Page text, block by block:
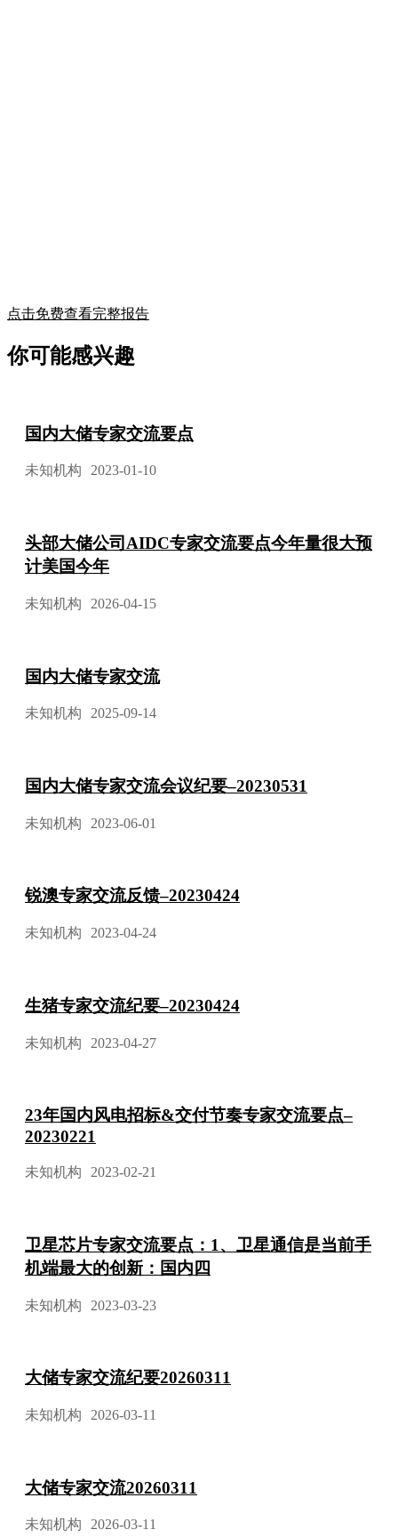
点击免费查看完整报告
你可能感兴趣
国内大储专家交流要点
未知机构 2023-01-10
头部大储公司AIDC专家交流要点今年量很大预
计美国今年
未知机构 2026-04-15
国内大储专家交流
未知机构 2025-09-14
国内大储专家交流会议纪要–20230531
未知机构 2023-06-01
锐澳专家交流反馈–20230424
未知机构 2023-04-24
生猪专家交流纪要–20230424
未知机构 2023-04-27
23年国内风电招标&交付节奏专家交流要点–
20230221
未知机构 2023-02-21
卫星芯片专家交流要点：1、卫星通信是当前手
机端最大的创新：国内四
未知机构 2023-03-23
大储专家交流纪要20260311
未知机构 2026-03-11
大储专家交流20260311
未知机构 2026-03-11